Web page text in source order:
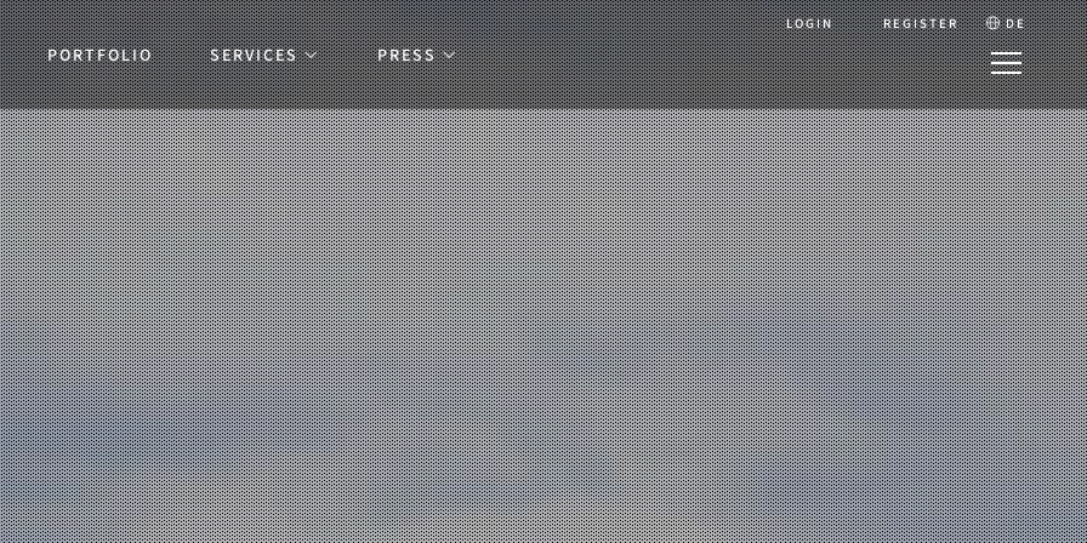
PORTFOLIO SERVICES PRESS
LOGIN REGISTER DE